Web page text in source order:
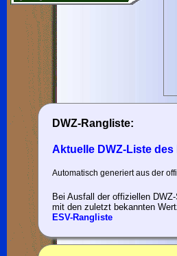
DWZ-Rangliste:
Aktuelle DWZ-Liste des
Automatisch generiert aus der
Bei Ausfall der offiziellen
mit den zuletzt bekannten
ESV-Rangliste